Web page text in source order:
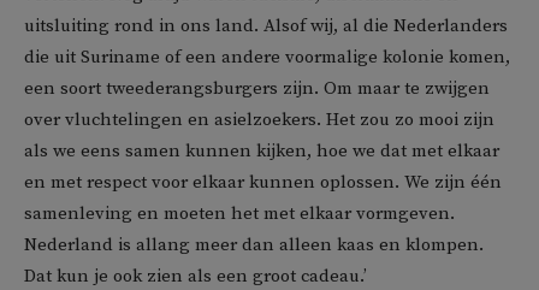
uitsluiting rond in ons land. Alsof wij, al die Nederlanders
die uit Suriname of een andere voormalige kolonie komen,
een soort tweederangsburgers zijn. Om maar te zwijgen
over vluchtelingen en asielzoekers. Het zou zo mooi zijn
als we eens samen kunnen kijken, hoe we dat met elkaar
en met respect voor elkaar kunnen oplossen. We zijn één
samenleving en moeten het met elkaar vormgeven.
Nederland is allang meer dan alleen kaas en klompen.
Dat kun je ook zien als een groot cadeau.’